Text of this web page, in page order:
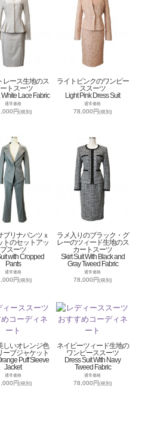
レース生地のス
トスーツ
White Lace Fabric
通常価格
円(税別)
ライトピンクのワンピー
ススーツ
Light Pink Dress Suit
通常価格
78,000円 (税別)
ブリナパンツｘ
トのセットアッ
プスーツ
with Cropped
Pants
通常価格
円(税別)
ラメ入りのブラック・グ
レーのツィード生地のス
カートスーツ
Skirt Suit With Black and
Gray Tweed Fabric
通常価格
78,000円(税別)
しいオレンジ色
ーブジャケット
Puff Sleeve
Jacket
通常価格
円(税別)
ネイビーツィード生地の
ワンピーススーツ
Dress Suit With Navy
Tweed Fabric
通常価格
78,000円 (税別)